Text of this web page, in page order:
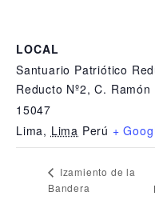
LOCAL
Santuario Patriótico
Reducto Nº2, C.
15047
Lima, Lima Perú +
Izamiento de la
Bandera